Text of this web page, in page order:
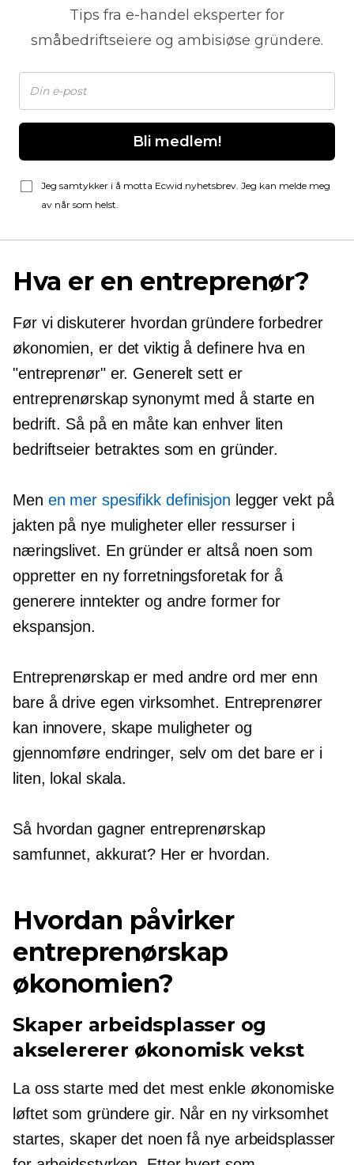
Tips fra e-handel eksperter for
småbedriftseiere og ambisiøse gründere.
Bli medlem!
Jeg samtykker i å motta Ecwid nyhetsbrev. Jeg kan melde meg
av når som helst.
Hva er en entreprenør?
Før vi diskuterer hvordan gründere forbedrer
økonomien, er det viktig å definere hva en
"entreprenør" er. Generelt sett er
entreprenørskap synonymt med å starte en
bedrift. Så på en måte kan enhver liten
bedriftseier betraktes som en gründer.
Men en mer spesifikk definisjon legger vekt på
jakten på nye muligheter eller ressurser i
næringslivet. En gründer er altså noen som
oppretter en ny forretningsforetak for å
generere inntekter og andre former for
ekspansjon.
Entreprenørskap er med andre ord mer enn
bare å drive egen virksomhet. Entreprenører
kan innovere, skape muligheter og
gjennomføre endringer, selv om det bare er i
liten, lokal skala.
Så hvordan gagner entreprenørskap
samfunnet, akkurat? Her er hvordan.
Hvordan påvirker
entreprenørskap
økonomien?
Skaper arbeidsplasser og
akselererer økonomisk vekst
La oss starte med det mest enkle økonomiske
løftet som gründere gir. Når en ny virksomhet
startes, skaper det noen få nye arbeidsplasser